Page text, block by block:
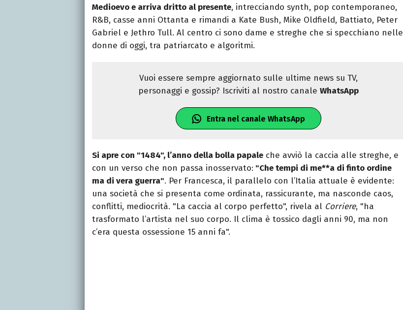
Medioevo e arriva dritto al presente, intrecciando synth, pop contemporaneo,
R&B, casse anni Ottanta e rimandi a Kate Bush, Mike Oldfield, Battiato, Peter
Gabriel e Jethro Tull. Al centro ci sono dame e streghe che si specchiano nelle
donne di oggi, tra patriarcato e algoritmi.
Vuoi essere sempre aggiornato sulle ultime news su TV,
personaggi e gossip? Iscriviti al nostro canaleWhatsApp
Entra nel canale WhatsApp
Si apre con "1484", l’anno della bolla papale che avviò la caccia alle streghe, e
con un verso che non passa inosservato: "Che tempi di me**a di finto ordine
ma di vera guerra". Per Francesca, il parallelo con l’Italia attuale è evidente:
una società che si presenta come ordinata, rassicurante, ma nasconde caos,
conflitti, mediocrità. "La caccia al corpo perfetto", rivela al Corriere, "ha
trasformato l’artista nel suo corpo. Il clima è tossico dagli anni 90, ma non
c’era questa ossessione 15 anni fa".